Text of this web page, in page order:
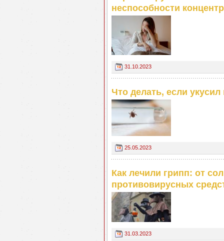
неспособности
31.10.2023
Что делать, если
25.05.2023
Как лечили грипп: от
противовирусных
31.03.2023